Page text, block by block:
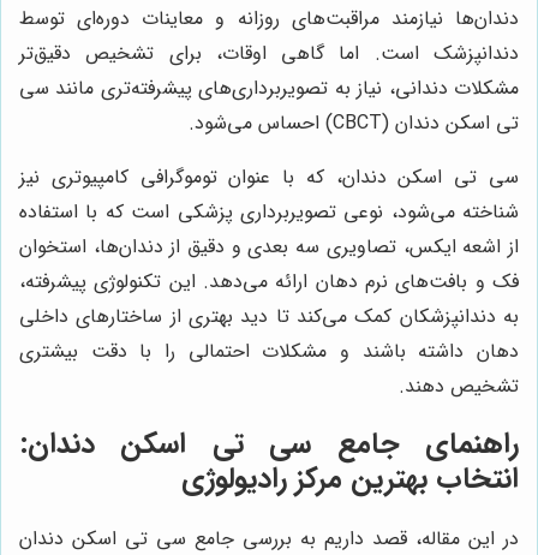
دندان‌ها نیازمند مراقبت‌های روزانه و معاینات دوره‌ای توسط
دندانپزشک است. اما گاهی اوقات، برای تشخیص دقیق‌تر
مشکلات دندانی، نیاز به تصویربرداری‌های پیشرفته‌تری مانند سی
تی اسکن دندان (CBCT) احساس می‌شود.
سی تی اسکن دندان، که با عنوان توموگرافی کامپیوتری نیز
شناخته می‌شود، نوعی تصویربرداری پزشکی است که با استفاده
از اشعه ایکس، تصاویری سه بعدی و دقیق از دندان‌ها، استخوان
فک و بافت‌های نرم دهان ارائه می‌دهد. این تکنولوژی پیشرفته،
به دندانپزشکان کمک می‌کند تا دید بهتری از ساختارهای داخلی
دهان داشته باشند و مشکلات احتمالی را با دقت بیشتری
تشخیص دهند.
راهنمای جامع سی تی اسکن دندان:
انتخاب بهترین مرکز رادیولوژی
در این مقاله، قصد داریم به بررسی جامع سی تی اسکن دندان